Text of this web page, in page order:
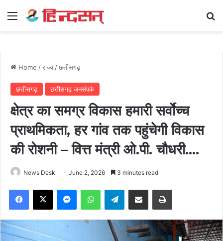
Menu
Home /राज्य /छत्तीसगढ़
छत्तीसगढ़ छत्तीसगढ़ जनसंपर्क
क्षेत्र का समग्र विकास हमारी सर्वाेच्च
प्राथमिकता, हर गांव तक पहुंचेगी विकास
की रोशनी – वित्त मंत्री ओ.पी. चौधरी….
News Desk June 2, 2026 3 minutes read
Facebook
X MessengerWhatsAppTelegramShare via Email Print